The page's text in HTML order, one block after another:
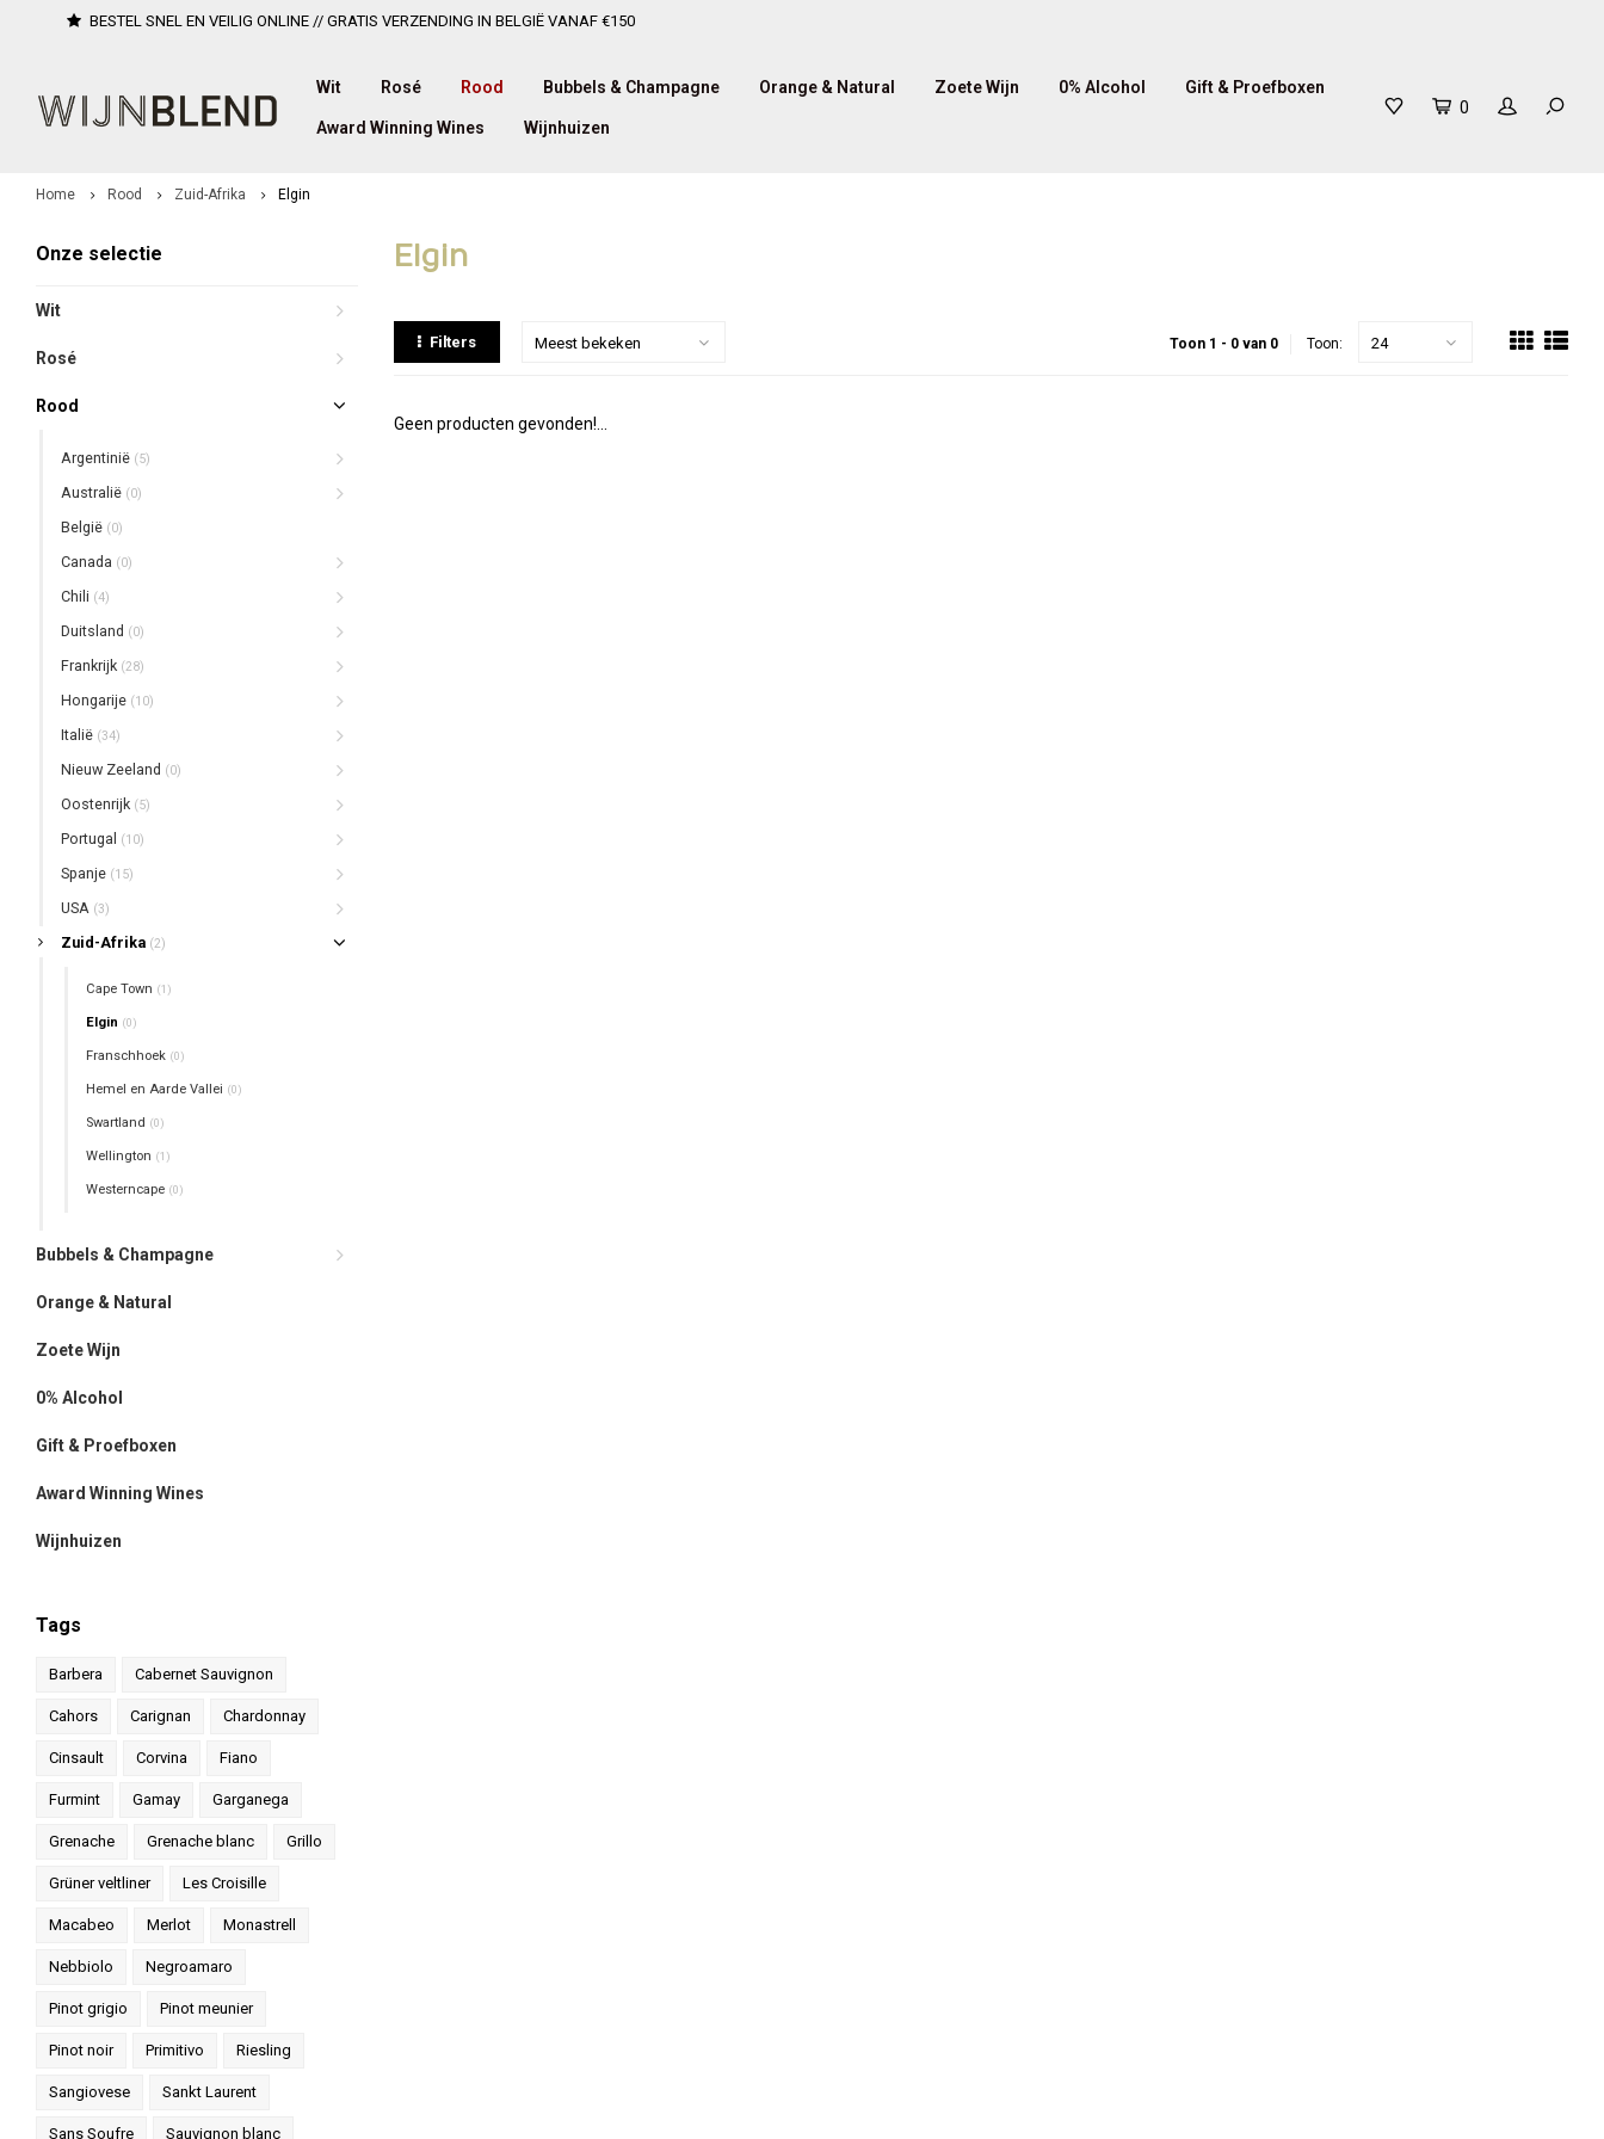
BESTEL SNEL EN VEILIG ONLINE // GRATIS VERZENDING IN BELGIË VANAF €150
Wit Rosé Rood Bubbels & Champagne Orange & Natural Zoete Wijn 0% Alcohol Gift & Proefboxen
Award Winning Wines Wijnhuizen
0
Home Rood Zuid-Afrika Elgin
Onze selectie
Wit
Rosé
Rood
Argentinië (5)
Australië (0)
België (0)
Canada (0)
Chili (4)
Duitsland (0)
Frankrijk (28)
Hongarije (10)
Italië (34)
Nieuw Zeeland (0)
Oostenrijk (5)
Portugal (10)
Spanje (15)
USA (3)
Zuid-Afrika (2)
Cape Town (1)
Elgin (0)
Franschhoek (0)
Hemel en Aarde Vallei (0)
Swartland (0)
Wellington (1)
Westerncape (0)
Bubbels & Champagne
Orange & Natural
Zoete Wijn
0% Alcohol
Gift & Proefboxen
Award Winning Wines
Wijnhuizen
Tags
Barbera Cabernet Sauvignon
Cahors Carignan Chardonnay
Cinsault Corvina Fiano
Furmint Gamay Garganega
Grenache Grenache blanc Grillo
Grüner veltliner Les Croisille
Macabeo Merlot Monastrell
Nebbiolo Negroamaro
Pinot grigio Pinot meunier
Pinot noir Primitivo Riesling
Sangiovese Sankt Laurent
Sans Soufre Sauvignon blanc
Elgin
Filters Meest bekeken Toon 1 - 0 van 0 Toon: 24
Geen producten gevonden!...